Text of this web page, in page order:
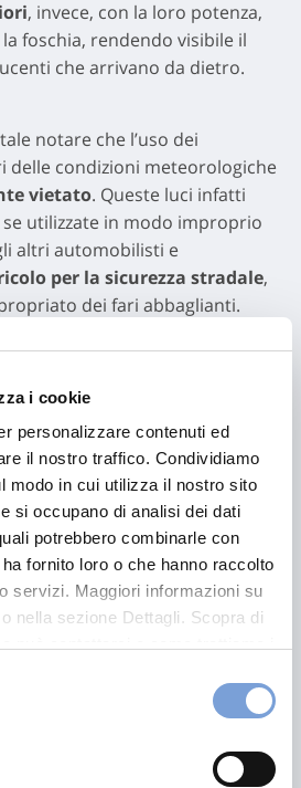
i cookie
personalizzare contenuti ed
il nostro traffico. Condividiamo
modo in cui utilizza il nostro sito
si occupano di analisi dei dati
potrebbero combinarle con
fornito loro o che hanno raccolto
servizi. Maggiori informazioni su
nella sezione Dettagli. Scopra di
sito nella sezione "Informativa
, invece, con la loro potenza,
foschia, rendendo visibile il
che arrivano da dietro.
notare che l’uso dei
delle condizioni meteorologiche
vietato. Queste luci infatti
utilizzate in modo improprio
altri automobilisti e
per la sicurezza stradale,
dei fari abbaglianti.
delle
e la decurtazione di un punto
responsabile, è essenziale
riguardanti l’uso dei fari
e accenderli perciò solo
migliorare la visibilità, in
avverse.
sui
e retronebbia